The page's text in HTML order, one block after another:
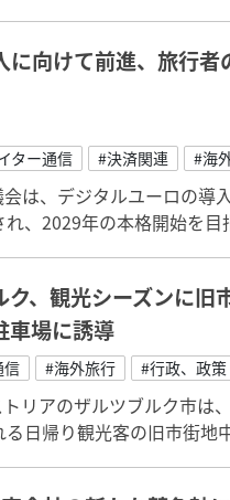
に向けて前進、旅行
ター通信 #決済関連 #海
は、デジタルユーロの導
、2029年の本格開始を目
、観光シーズンに
車場に誘導
信 #海外旅行 #行政、政策
リアのザルツブルク市は
日帰り観光客の旧市街地